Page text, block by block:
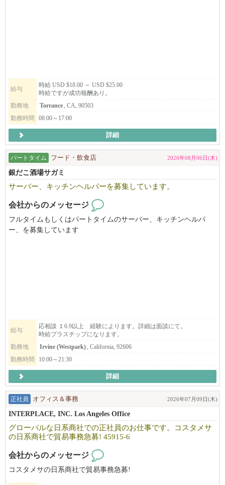
給与
時給 USD $18.00 ～ USD $25.00
時給ですが成功報酬あり。
勤務地
Torrance, CA, 90503
勤務時間
08:00～17:00
詳細
パートタイム フード・飲食店 2026年08月06日(木)
銀だこ酒場サガミ
サーバー、キッチンヘルパーを募集しています。
会社からのメッセージ
フルタイムもしくはパートタイムのサーバー、キッチンヘルパ
ー、を募集しています
思います。
履歴書を必ず添付してください
メールでのみ受付いたします。
給与
応相談 １6.9以上 経験によります。詳細は面談にて。
時給プラスチップになります。
勤務地
Irvine (Westpark), California, 92606
勤務時間
10:00～21:30
詳細
正社員 オフィス＆事務 2026年07月09日(木)
INTERPLACE, INC. Los Angeles Office
グローバルな日系商社での正社員のお仕事です。コスタメサ
の日系商社で貿易事務急募! 45915-6
会社からのメッセージ
コスタメサの日系商社で貿易事務急募!